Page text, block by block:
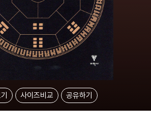
사이즈비교 공유하기